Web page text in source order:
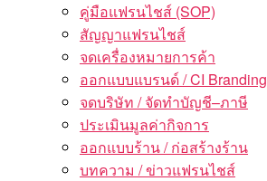
คู่มือแฟรนไชส์ (SOP)
สัญญาแฟรนไชส์
จดเครื่องหมายการค้า
ออกแบบแบรนด์ / CI Branding
จดบริษัท / จัดทำบัญชี–ภาษี
ประเมินมูลค่ากิจการ
ออกแบบร้าน / ก่อสร้างร้าน
บทความ / ข่าวแฟรนไชส์